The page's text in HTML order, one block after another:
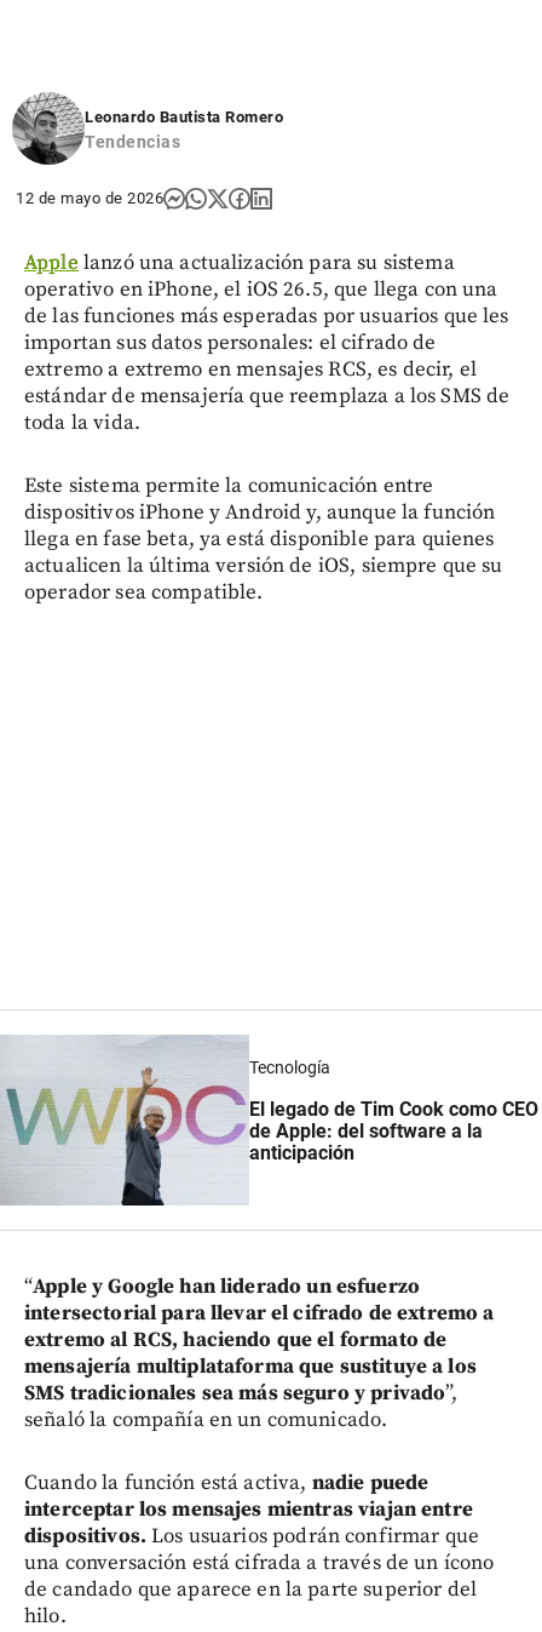
Leonardo Bautista Romero
Tendencias
12 de mayo de 2026
Apple lanzó una actualización para su sistema
operativo en iPhone, el iOS 26.5, que llega con una
de las funciones más esperadas por usuarios que les
importan sus datos personales: el cifrado de
extremo a extremo en mensajes RCS, es decir, el
estándar de mensajería que reemplaza a los SMS de
toda la vida.
Este sistema permite la comunicación entre
dispositivos iPhone y Android y, aunque la función
llega en fase beta, ya está disponible para quienes
actualicen la última versión de iOS, siempre que su
operador sea compatible.
Tecnología
El legado de Tim Cook como CEO
de Apple: del software a la
anticipación
“Apple y Google han liderado un esfuerzo
intersectorial para llevar el cifrado de extremo a
extremo al RCS, haciendo que el formato de
mensajería multiplataforma que sustituye a los
SMS tradicionales sea más seguro y privado”,
señaló la compañía en un comunicado.
Cuando la función está activa, nadie puede
interceptar los mensajes mientras viajan entre
dispositivos.Los usuarios podrán confirmar que
una conversación está cifrada a través de un ícono
de candado que aparece en la parte superior del
hilo.